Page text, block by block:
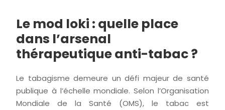
Le mod loki : quelle place
dans l’arsenal
thérapeutique anti-tabac ?
Le tabagisme demeure un défi majeur de santé
publique à l’échelle mondiale. Selon l’Organisation
Mondiale de la Santé (OMS), le tabac est